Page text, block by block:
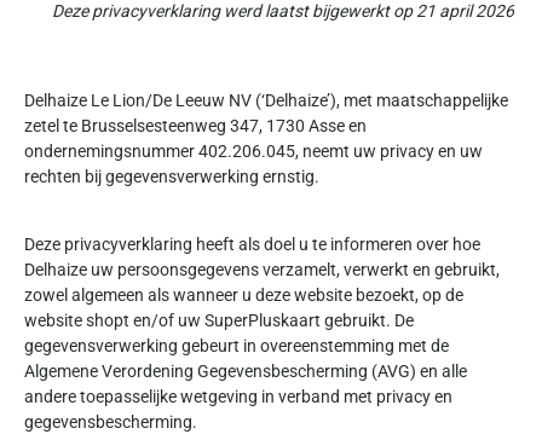
Deze privacyverklaring werd laatst bijgewerkt op 21 april 2026
Delhaize Le Lion/De Leeuw NV (‘Delhaize’), met maatschappelijke
zetel te Brusselsesteenweg 347, 1730 Asse en
ondernemingsnummer 402.206.045, neemt uw privacy en uw
rechten bij gegevensverwerking ernstig.
Deze privacyverklaring heeft als doel u te informeren over hoe
Delhaize uw persoonsgegevens verzamelt, verwerkt en gebruikt,
zowel algemeen als wanneer u deze website bezoekt, op de
website shopt en/of uw SuperPluskaart gebruikt. De
gegevensverwerking gebeurt in overeenstemming met de
Algemene Verordening Gegevensbescherming (AVG) en alle
andere toepasselijke wetgeving in verband met privacy en
gegevensbescherming.